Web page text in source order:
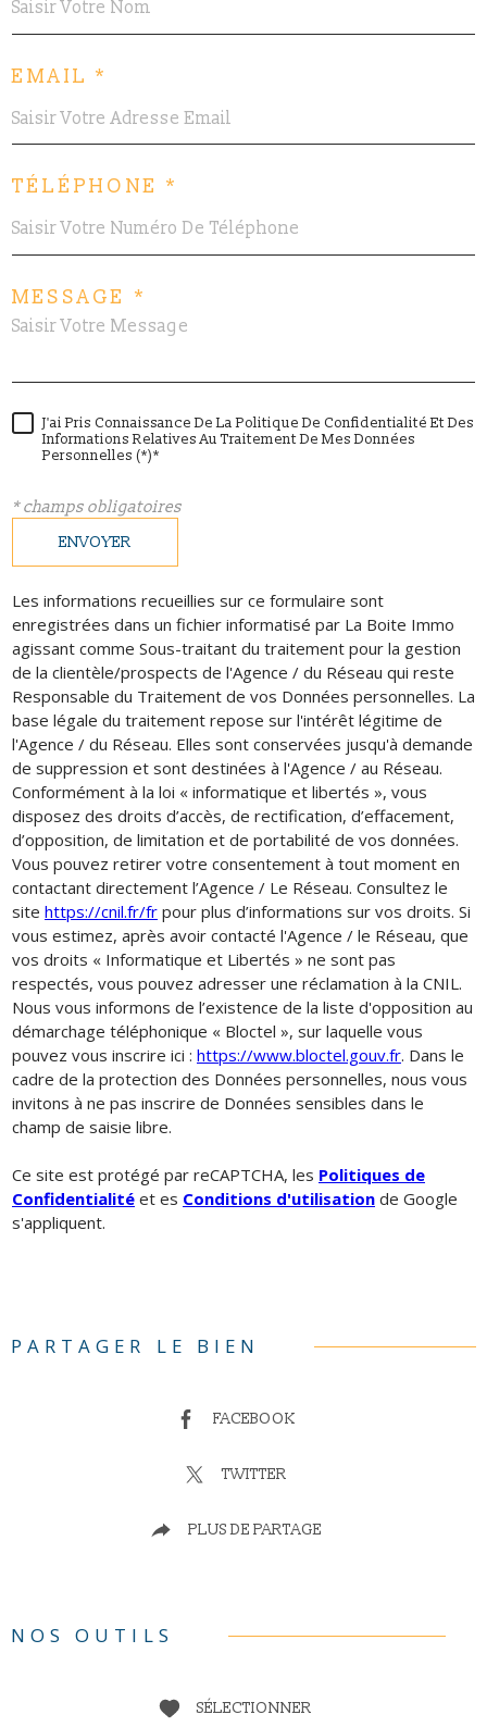
EMAIL *
TÉLÉPHONE *
MESSAGE *
J'ai Pris Connaissance De La Politique De Confidentialité Et Des
Informations Relatives Au Traitement De Mes Données
Personnelles (*)*
* champs obligatoires
ENVOYER
Les informations recueillies sur ce formulaire sont
enregistrées dans un fichier informatisé par La Boite Immo
agissant comme Sous-traitant du traitement pour la gestion
de la clientèle/prospects de l'Agence / du Réseau qui reste
Responsable du Traitement de vos Données personnelles. La
base légale du traitement repose sur l'intérêt légitime de
l'Agence / du Réseau. Elles sont conservées jusqu'à demande
de suppression et sont destinées à l'Agence / au Réseau.
Conformément à la loi « informatique et libertés », vous
disposez des droits d’accès, de rectification, d’effacement,
d’opposition, de limitation et de portabilité de vos données.
Vous pouvez retirer votre consentement à tout moment en
contactant directement l’Agence / Le Réseau. Consultez le
site https://cnil.fr/fr pour plus d’informations sur vos droits. Si
vous estimez, après avoir contacté l'Agence / le Réseau, que
vos droits « Informatique et Libertés » ne sont pas
respectés, vous pouvez adresser une réclamation à la CNIL.
Nous vous informons de l’existence de la liste d'opposition au
démarchage téléphonique « Bloctel », sur laquelle vous
pouvez vous inscrire ici : https://www.bloctel.gouv.fr. Dans le
cadre de la protection des Données personnelles, nous vous
invitons à ne pas inscrire de Données sensibles dans le
champ de saisie libre.
Ce site est protégé par reCAPTCHA, les Politiques de
Confidentialité et es Conditions d'utilisation de Google
s'appliquent.
PARTAGER LE BIEN
FACEBOOK
TWITTER
PLUS DE PARTAGE
NOS OUTILS
SÉLECTIONNER